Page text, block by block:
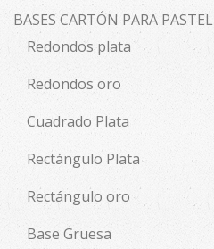
BASES CARTÓN PARA PASTEL
Redondos plata
Redondos oro
Cuadrado Plata
Rectángulo Plata
Rectángulo oro
Base Gruesa